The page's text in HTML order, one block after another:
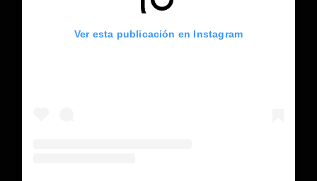
Ver esta publicación en Instagram